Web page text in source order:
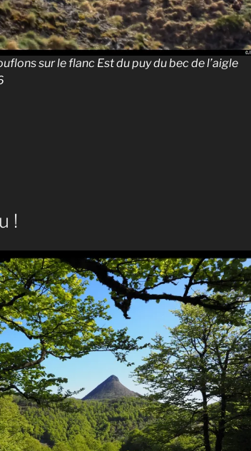
sur le flanc Est du puy du bec de l’aigle
!